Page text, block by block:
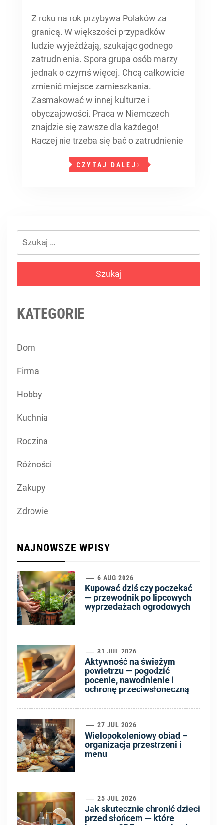
Z roku na rok przybywa Polaków za
granicą. W większości przypadków
ludzie wyjeżdżają, szukając godnego
zatrudnienia. Spora grupa osób marzy
jednak o czymś więcej. Chcą całkowicie
zmienić miejsce zamieszkania.
Zasmakować w innej kulturze i
obyczajowości. Praca w Niemczech
znajdzie się zawsze dla każdego!
Raczej nie trzeba się bać o zatrudnienie
CZYTAJ DALEJ
Szukaj:
KATEGORIE
Dom
Firma
Hobby
Kuchnia
Rodzina
Różności
Zakupy
Zdrowie
NAJNOWSZE WPISY
1 6 AUG 2026
Kupować dziś czy poczekać
— przewodnik po lipcowych
wyprzedażach ogrodowych
2 31 JUL 2026
Aktywność na świeżym
powietrzu — pogodzić
pocenie, nawodnienie i
ochronę przeciwsłoneczną
3 27 JUL 2026
Wielopokoleniowy obiad –
organizacja przestrzeni i
menu
25 JUL 2026
Jak skutecznie chronić dzieci
przed słońcem — które